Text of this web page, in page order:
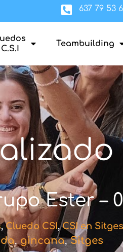
637 79 53
Teambuilding
Ester –
,Cluedo CSI,CSI en Sitges
, gincana,Sitges